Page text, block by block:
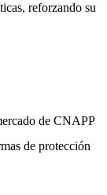
reforzando su
de CNAPP
de protección